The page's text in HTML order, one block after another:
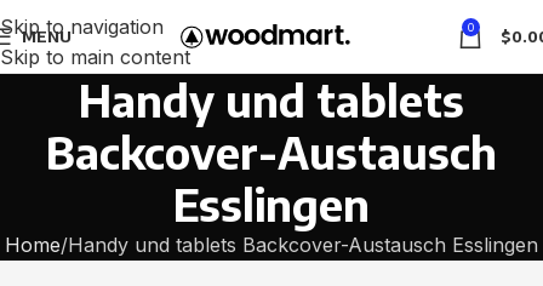
Skip to navigation
Skip to main content
MENU 0 $
Handy und tablets
Backcover-Austausch
Esslingen
Home Handy und tablets Backcover-Austausch Esslingen